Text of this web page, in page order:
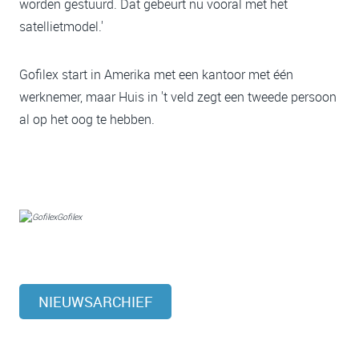
worden gestuurd. Dat gebeurt nu vooral met het
satellietmodel.'
Gofilex start in Amerika met een kantoor met één
werknemer, maar Huis in 't veld zegt een tweede persoon
al op het oog te hebben.
Gofilex
NIEUWSARCHIEF